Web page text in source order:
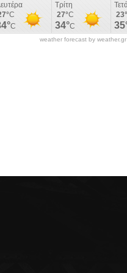
weather forecast by weather.gr